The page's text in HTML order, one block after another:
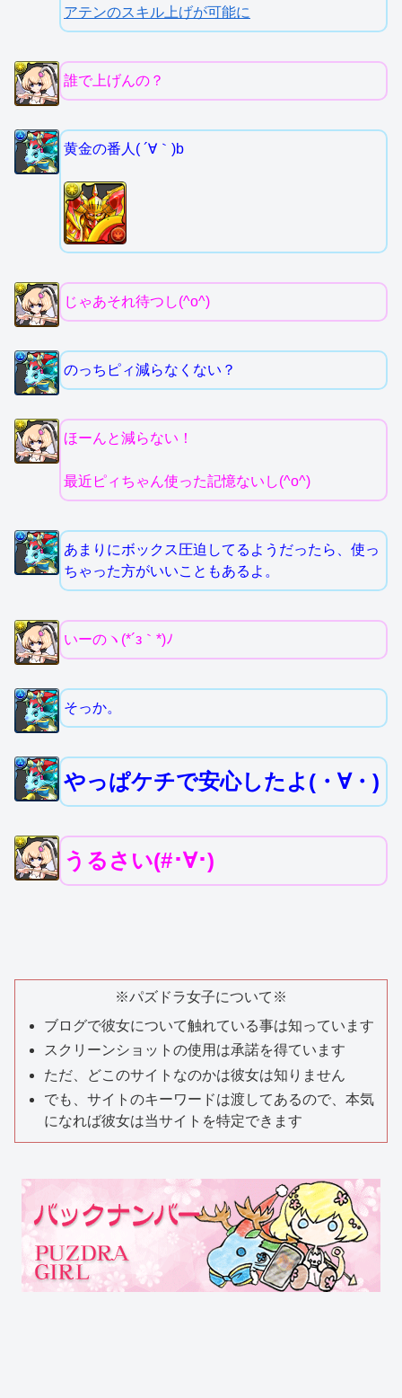
アテンのスキル上げが可能に
誰で上げんの？
黄金の番人( ´∀｀)b
じゃあそれ待つし(^o^)
のっちピィ減らなくない？
ほーんと減らない！
最近ピィちゃん使った記憶ないし(^o^)
あまりにボックス圧迫してるようだったら、使っ
ちゃった方がいいこともあるよ。
いーのヽ(*´з｀*)ﾉ
そっか。
やっぱケチで安心したよ(・∀・)
うるさい(#･∀･)
※パズドラ女子について※
ブログで彼女について触れている事は知っています
スクリーンショットの使用は承諾を得ています
ただ、どこのサイトなのかは彼女は知りません
でも、サイトのキーワードは渡してあるので、本気
になれば彼女は当サイトを特定できます